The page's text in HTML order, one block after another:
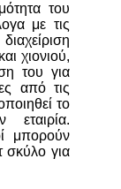
του
με τις
χιονιού,
του για
από τις
το
μπορούν
σκύλο για